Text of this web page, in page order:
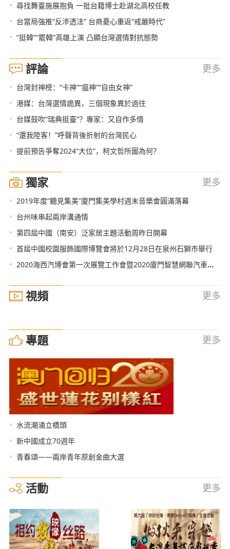
• 尋找舞臺施展抱負 一批台籍博士赴湖北高校任教
• 台當局強推“反滲透法” 台商憂心重返“戒嚴時代”
• “挺韓”“罷韓”高雄上演 凸顯台灣選情對抗態勢
評論 更多
• 台灣封神榜：“卡神”“瘟神”“自由女神”
• 港媒：台灣選情詭異，三個現象異於過往
• 台媒鼓吹“瑞典挺臺”？專家：又自作多情
• “還我陸客！”呼聲背後折射的台灣民心
• 提前預告爭奪2024“大位”，柯文哲所圖為何？
獨家 更多
• 2019年度“聽見集美”廈門集美學村週末音樂會圓滿落幕
• 台州味串起兩岸溝通情
• 第四屆中國（南安）泛家居主題活動周昨日開幕
• 首屆中國校園服飾國際博覽會將於12月28日在泉州石獅市舉行
• 2020海西汽博會第一次展覽工作會暨2020廈門智慧網聯汽車展覽會新聞通報會召開
視頻 更多
專題 更多
• 水流潮涌立橋頭
• 新中國成立70週年
• 青春頌——兩岸青年原創金曲大選
活動 更多